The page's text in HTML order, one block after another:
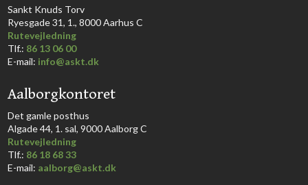
​Sankt Knuds Torv
Ryesgade 31, 1., 8000 Aarhus C​​​
Rutevejledning
​Tlf.: 86 13 06 00
E-mail: info@askt.dk
Aalborgkontoret
​Det gamle posthus
Algade 44, 1. sal, 9000 Aalborg C​
Rutevejledning
Tlf.: 86 18 68 33​
E-mail: aalborg@askt.dk​